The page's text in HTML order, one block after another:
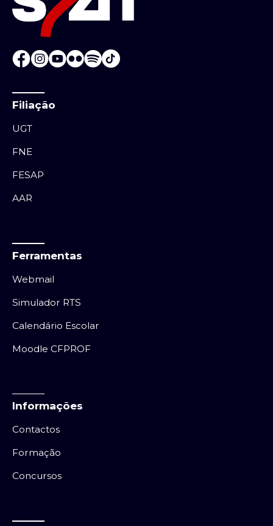
Filiação
UGT
FNE
FESAP
AAR
Ferramentas
Webmail
Simulador RTS
Calendário Escolar
Moodle CFPROF
Informações
Contactos
Formação
Concursos